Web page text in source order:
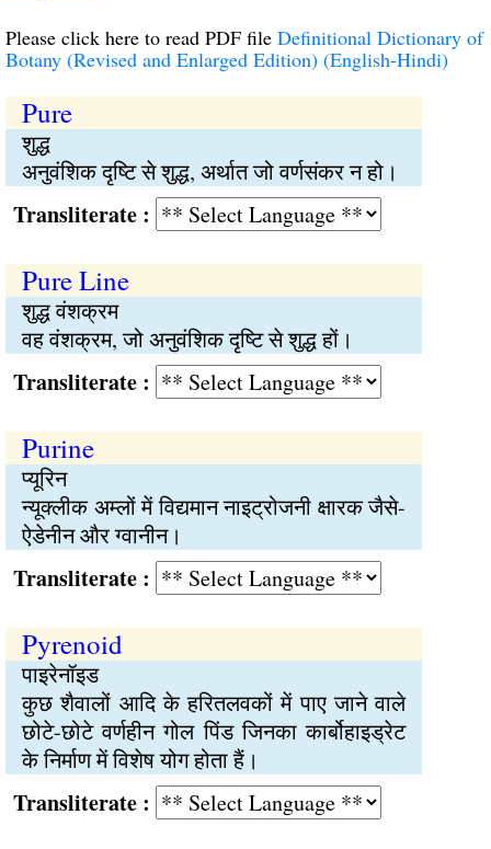
Please click here to read PDF file Definitional Dictionary of
Botany (Revised and Enlarged Edition) (English-Hindi)
Pure
शुद्ध
अनुवंशिक दृष्टि से शुद्ध, अर्थात जो वर्णसंकर न हो।
:
Pure Line
शुद्ध वंशक्रम
वह वंशक्रम, जो अनुवंशिक दृष्टि से शुद्ध हों।
:
Purine
प्यूरिन
न्यूक्लीक अम्लों में विद्यमान नाइट्रोजनी क्षारक जैसे-
ऐडेनीन और ग्वानीन।
:
Pyrenoid
पाइरेनॉइड
कुछ शैवालों आदि के हरितलवकों में पाए जाने वाले
छोटे-छोटे वर्णहीन गोल पिंड जिनका कार्बोहाइड्रेट
के निर्माण में विशेष योग होता हैं।
: